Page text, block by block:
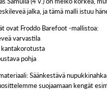
jalka, ja tämä malli istuu
ovat Froddo Barefoot -mallistoa:
varvastila
kantakorotusta
pohja
Säänkestävä nupukkinahka
suojaamaan kengät